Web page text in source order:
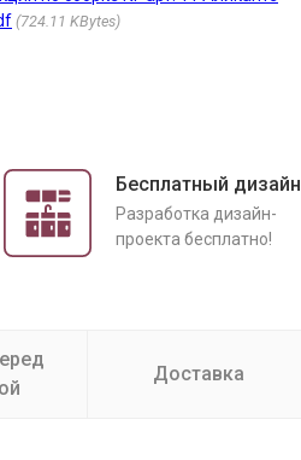
724.11 KBytes
Бесплатный дизайн
Разработка дизайн-
проекта бесплатно!
Доставка